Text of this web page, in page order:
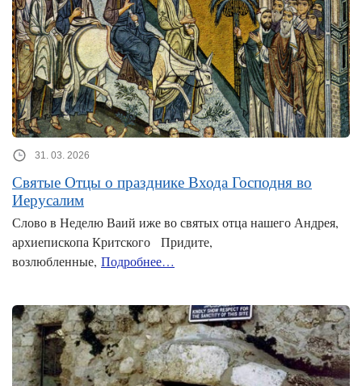
31. 03. 2026
Святые Отцы о празднике Входа Господня во
Иерусалим
Слово в Неделю Ваий иже во святых отца нашего Андрея,
архиепископа Критского Придите,
возлюбленные, Подробнее…